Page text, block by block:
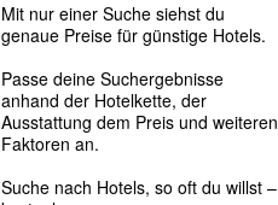
Mit nur einer Suche siehst du
genaue Preise für günstige Hotels.
Passe deine Suchergebnisse
anhand der Hotelkette, der
Ausstattung dem Preis und weiteren
Faktoren an.
Suche nach Hotels, so oft du willst –